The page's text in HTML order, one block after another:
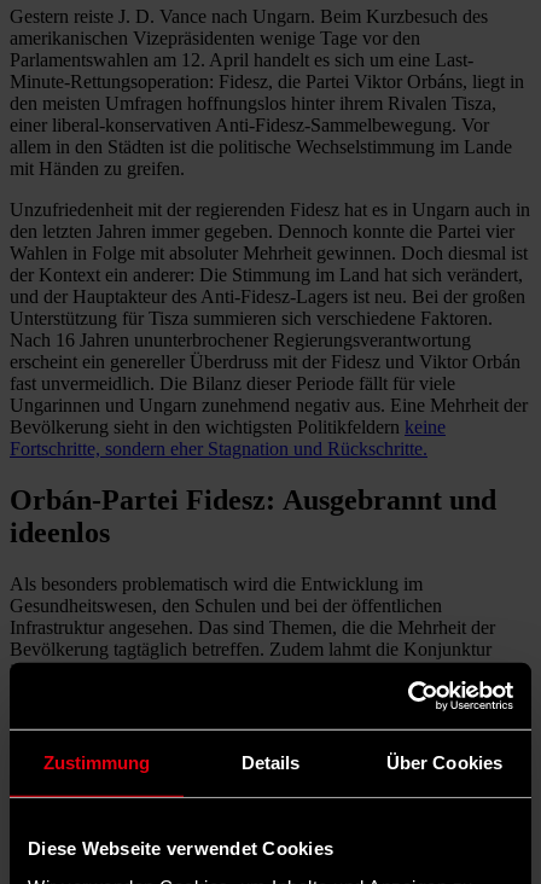
Zustimmung Details Über Cookies
Diese Webseite verwendet Cookies
Gestern reiste J. D. Vance nach Ungarn. Beim Kurzbesuch des
amerikanischen Vizepräsidenten wenige Tage vor den
Parlamentswahlen am 12. April handelt es sich um eine Last-
Minute-Rettungsoperation: Fidesz, die Partei Viktor Orbáns, liegt in
den meisten Umfragen hoffnungslos hinter ihrem Rivalen Tisza,
einer liberal-konservativen Anti-Fidesz-Sammelbewegung. Vor
allem in den Städten ist die politische Wechselstimmung im Lande
mit Händen zu greifen.
Unzufriedenheit mit der regierenden Fidesz hat es in Ungarn auch in
den letzten Jahren immer gegeben. Dennoch konnte die Partei vier
Wahlen in Folge mit absoluter Mehrheit gewinnen. Doch diesmal ist
der Kontext ein anderer: Die Stimmung im Land hat sich verändert,
und der Hauptakteur des Anti-Fidesz-Lagers ist neu. Bei der großen
Unterstützung für Tisza summieren sich verschiedene Faktoren.
Nach 16 Jahren ununterbrochener Regierungsverantwortung
erscheint ein genereller Überdruss mit der Fidesz und Viktor Orbán
fast unvermeidlich. Die Bilanz dieser Periode fällt für viele
Ungarinnen und Ungarn zunehmend negativ aus. Eine Mehrheit der
Bevölkerung sieht in den wichtigsten Politikfeldern keine
Fortschritte, sondern eher Stagnation und Rückschritte.
Orbán-Partei Fidesz: Ausgebrannt und
ideenlos
Als besonders problematisch wird die Entwicklung im
Gesundheitswesen, den Schulen und bei der öffentlichen
Infrastruktur angesehen. Das sind Themen, die die Mehrheit der
Bevölkerung tagtäglich betreffen. Zudem lahmt die Konjunktur
infolge der Schwäche der deutschen Wirtschaft, mit der Ungarns
Wirtschaft intensiv verflochten ist. Die Arbeitslosigkeit ist in diesen
Tagen auf ein Zehn-Jahres-Hoch geklettert (wenn auch immer noch
niedriger als in Deutschland). Eine hohe Inflation in den letzten
Jahren hat die Kaufkraft der Durchschnittsbevölkerung geschwächt.
Vor diesem Hintergrund wächst die Verärgerung über die ostentative
Zentrum nicht zuletzt ein kleiner Kreis von Freunden und